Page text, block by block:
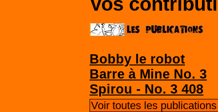
Bobby le robot
Barre à Mine No. 3
Spirou - No. 3 408
Voir toutes les